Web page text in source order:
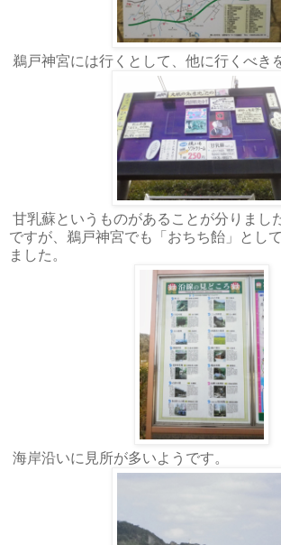
鵜戸神宮には行くとして、他に行くべき
甘乳蘇というものがあることが分りまし
ですが、鵜戸神宮でも「おちち飴」とし
ました。
海岸沿いに見所が多いようです。